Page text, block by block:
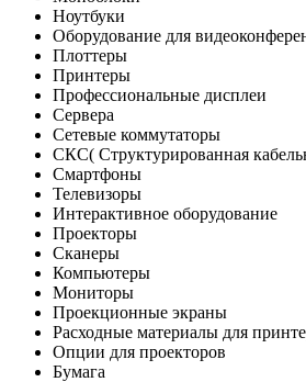
Ноутбуки
Оборудование для
Плоттеры
Принтеры
Профессиональные дисплеи
Сервера
Сетевые коммутаторы
СКС( Структурированная
Смартфоны
Телевизоры
Интерактивное оборудование
Проекторы
Сканеры
Компьютеры
Мониторы
Проекционные экраны
Расходные материалы для
Опции для проекторов
Бумага